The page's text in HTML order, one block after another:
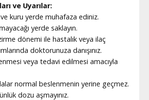
ve Uyarılar:
ve kuru yerde muhafaza ediniz.
yerde saklayın.
dönemi ile hastalık veya ilaç
doktorunuza danışınız.
veya tedavi edilmesi amacıyla
normal beslenmenin yerine geçmez.
dozu aşmayınız.